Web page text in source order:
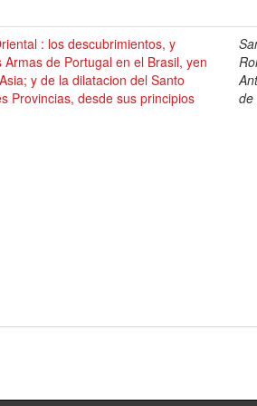
: los descubrimientos, y
de Portugal en el Brasil, yen
y de la dilatacion del Santo
Provincias, desde sus principios
de